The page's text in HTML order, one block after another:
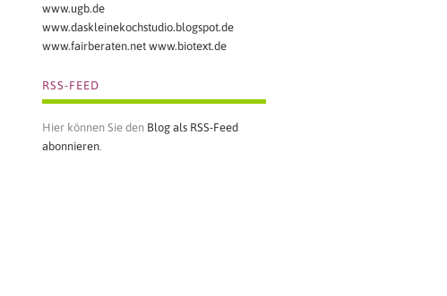
www.ugb.de
www.daskleinekochstudio.blogspot.de
www.fairberaten.net www.biotext.de
RSS-FEED
Hier können Sie den Blog als RSS-Feed
abonnieren.